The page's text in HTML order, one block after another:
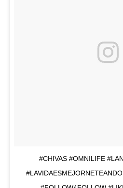
#CHIVAS #OMNILIFE